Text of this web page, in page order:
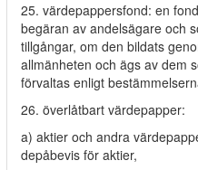
25. värdepappersfond: en
begäran av andelsägare och
tillgångar, om den bildats
allmänheten och ägs av dem
förvaltas enligt
26. överlåtbart värdepapper:
a) aktier och andra
depåbevis för aktier,